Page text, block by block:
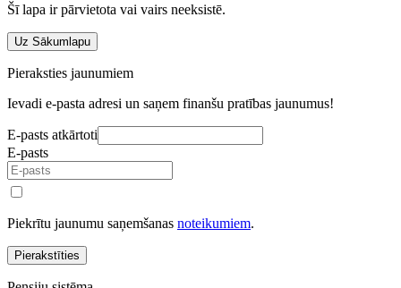
Šī lapa ir pārvietota vai vairs neeksistē.
Uz Sākumlapu
Pieraksties jaunumiem
Ievadi e-pasta adresi un saņem finanšu pratības jaunumus!
E-pasts atkārtoti
E-pasts
Piekrītu jaunumu saņemšanas noteikumiem.
Pierakstīties